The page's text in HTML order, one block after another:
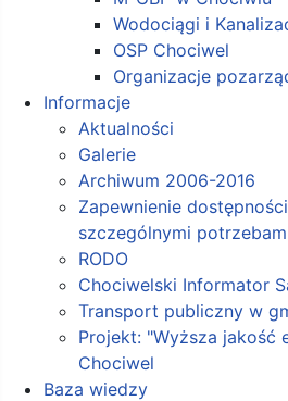
Wodociągi i
OSP Chociwel
Organizacje
Informacje
Aktualności
Galerie
Archiwum 2006-2016
Zapewnienie
szczególnymi
RODO
Chociwelski Informator
Transport publiczny w
Projekt: "Wyższa jakość
Chociwel
Baza wiedzy